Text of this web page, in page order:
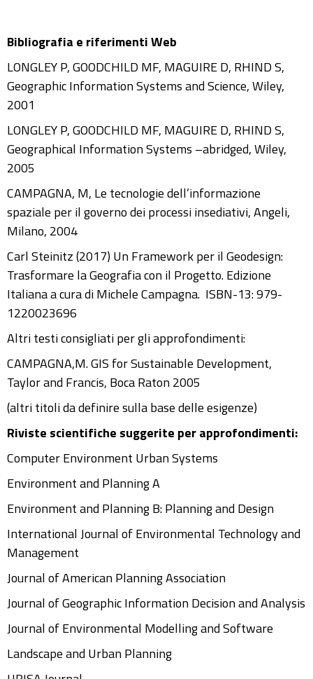
Bibliografia e riferimenti Web
LONGLEY P, GOODCHILD MF, MAGUIRE D, RHIND S,
Geographic Information Systems and Science, Wiley,
2001
LONGLEY P, GOODCHILD MF, MAGUIRE D, RHIND S,
Geographical Information Systems –abridged, Wiley,
2005
CAMPAGNA, M, Le tecnologie dell’informazione
spaziale per il governo dei processi insediativi, Angeli,
Milano, 2004
Carl Steinitz (2017) Un Framework per il Geodesign:
Trasformare la Geografia con il Progetto. Edizione
Italiana a cura di Michele Campagna. ISBN-13: 979-
1220023696
Altri testi consigliati per gli approfondimenti:
CAMPAGNA,M. GIS for Sustainable Development,
Taylor and Francis, Boca Raton 2005
(altri titoli da definire sulla base delle esigenze)
Riviste scientifiche suggerite per approfondimenti:
Computer Environment Urban Systems
Environment and Planning A
Environment and Planning B: Planning and Design
International Journal of Environmental Technology and
Management
Journal of American Planning Association
Journal of Geographic Information Decision and Analysis
Journal of Environmental Modelling and Software
Landscape and Urban Planning